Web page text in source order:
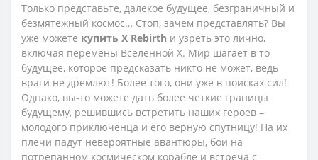
Только представьте, далекое будущее, безграничный и
безмятежный космос… Стоп, зачем представлять? Вы
уже можете купить X Rebirth и узреть это лично,
включая перемены Вселенной X. Мир шагает в то
будущее, которое предсказать никто не может, ведь
враги не дремлют! Более того, они уже в поисках сил!
Однако, вы-то можете дать более четкие границы
будущему, решившись встретить наших героев –
молодого приключенца и его верную спутницу! На их
плечи падут невероятные авантюры, бои на
потрепанном космическом корабле и встреча с